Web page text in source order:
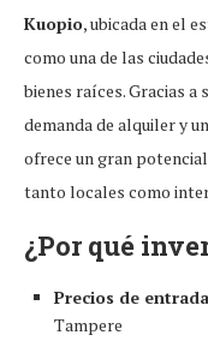
Kuopio, ubicada en el
como una de las
bienes raíces. Gracias a
demanda de alquiler y
ofrece un gran
tanto locales como
¿Por qué
Precios de
Tampere